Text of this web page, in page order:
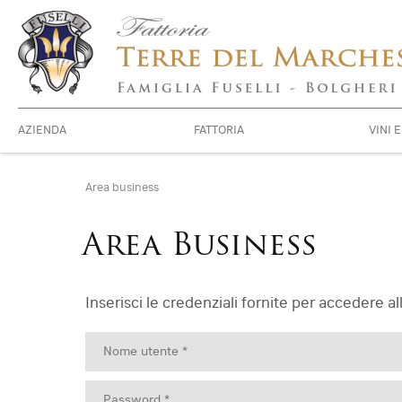
AZIENDA FATTORIA VINI
Area business
Area Business
Inserisci le credenziali fornite per accedere